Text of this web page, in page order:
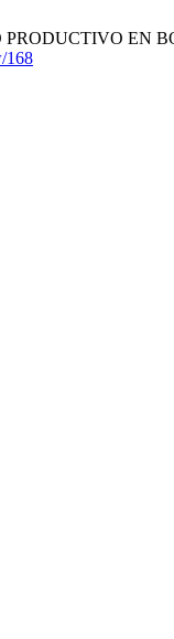
PRODUCTIVO EN
168